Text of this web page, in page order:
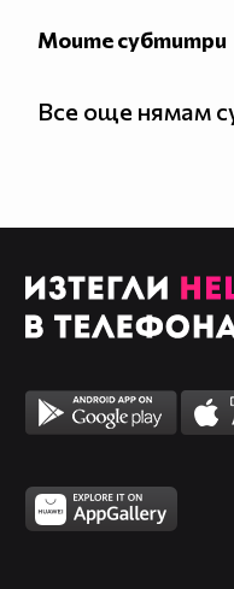
Моите субтитри
Все още нямам